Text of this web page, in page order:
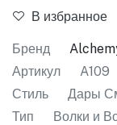
В избранное
Бренд
Артикул
A109
Стиль
Дары
Тип
Волки и